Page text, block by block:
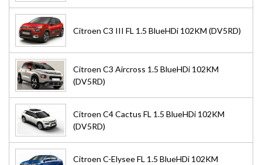
Citroen C3 III FL 1.5 BlueHDi 102KM (DV5RD)
Citroen C3 Aircross 1.5 BlueHDi 102KM
(DV5RD)
Citroen C4 Cactus FL 1.5 BlueHDi 102KM
(DV5RD)
Citroen C-Elysee FL 1.5 BlueHDi 102KM